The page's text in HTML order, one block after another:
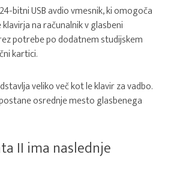
bitni USB avdio vmesnik, ki omogoča
na računalnik v glasbeni
potrebe po dodatnem studijskem
kartici.
veliko več kot le klavir za vadbo.
osrednje mesto glasbenega
II ima naslednje